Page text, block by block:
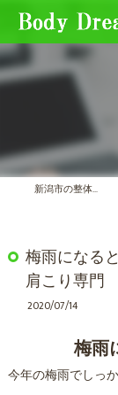
新潟市の整体はBody Dream
梅雨になる
肩こり専門
2020/07/14
梅雨
今年の梅雨でしっ